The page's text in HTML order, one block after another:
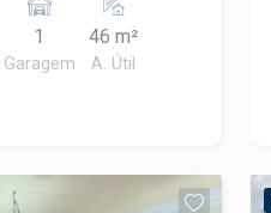
variedade de
a disposição do
supermercados,
1
Garagem
46 m²
A. Útil